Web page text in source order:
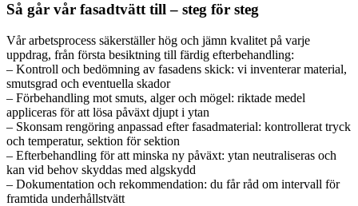
Så går vår fasadtvätt till – steg för steg
Vår arbetsprocess säkerställer hög och jämn kvalitet på varje
uppdrag, från första besiktning till färdig efterbehandling:
– Kontroll och bedömning av fasadens skick: vi inventerar material,
smutsgrad och eventuella skador
– Förbehandling mot smuts, alger och mögel: riktade medel
appliceras för att lösa påväxt djupt i ytan
– Skonsam rengöring anpassad efter fasadmaterial: kontrollerat tryck
och temperatur, sektion för sektion
– Efterbehandling för att minska ny påväxt: ytan neutraliseras och
kan vid behov skyddas med algskydd
– Dokumentation och rekommendation: du får råd om intervall för
framtida underhållstvätt